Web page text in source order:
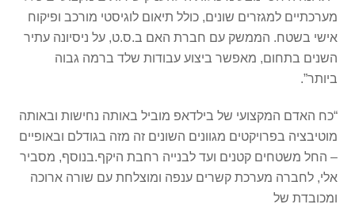
מערכתיים למגזרים שונים, כולל תיאום לוגיסטי מורכב ופיקוח
אישי בשטח. הממשק עם חברת האם ב.ס.ט, על ניסיונה עתיר
השנים בתחום, מאפשר ביצוע עבודות שלד ברמה גבוה
ביותר”.
“כח האדם המקצועי של בילדאפ מוביל באותה נחישות ובאותה
מוטיבציה בפרויקטים מגוונים השונים זה מזה בגודלם ובאופיים
– החל משטחים קטנים ועד לבנייה רחבת היקף.בנוסף, מסביר
אלי, לחברה מערכת קשרים ענפה ומוצלחת עם שורה ארוכה
ומכובדת של